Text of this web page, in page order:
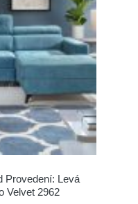
Provedení: Levá
Velvet 2962